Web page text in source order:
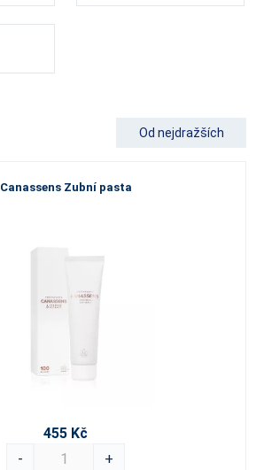
Od nejdražších
Canassens Zubní pasta
455 Kč
-
+